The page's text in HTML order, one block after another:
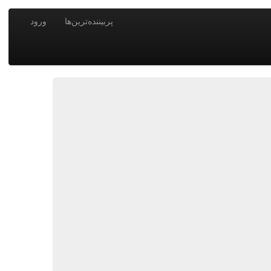
پربیننده‌ترین‌ها ورود